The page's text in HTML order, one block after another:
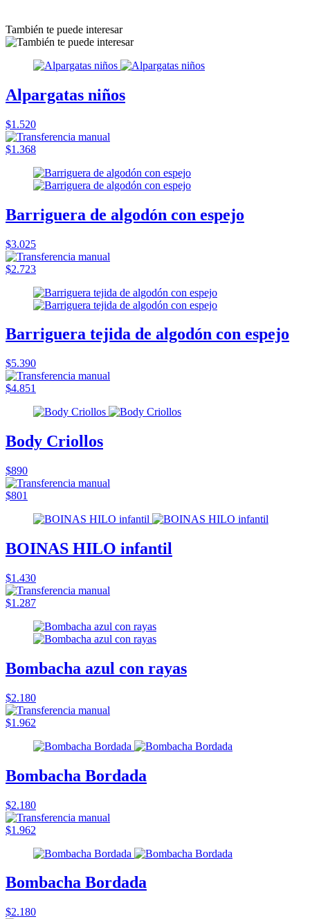
También te puede interesar
Alpargatas niños
$1.520
$1.368
Barriguera de algodón con espejo
$3.025
$2.723
Barriguera tejida de algodón con espejo
$5.390
$4.851
Body Criollos
$890
$801
BOINAS HILO infantil
$1.430
$1.287
Bombacha azul con rayas
$2.180
$1.962
Bombacha Bordada
$2.180
$1.962
Bombacha Bordada
$2.180